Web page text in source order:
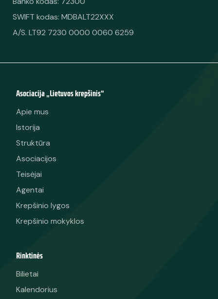
SWIFT kodas: MDBALT22XXX
A/S. LT92 7230 0000 0060 6259
Asociacija „Lietuvos krepšinis“
Apie mus
Istorija
Struktūra
Asociacijos
Teisėjai
Agentai
Krepšinio lygos
Krepšinio mokyklos
Rinktinės
Bilietai
Kalendorius